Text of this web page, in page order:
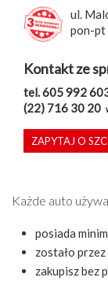
ul.
pon-pt
Kontakt ze
tel. 605 992
(22) 716 30 20
ZAPYTAJ O
Każde auto
posiada
zostało przez
zakupisz bez